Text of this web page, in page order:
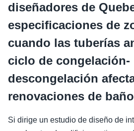
diseñadores de
especificaciones de
cuando las tuberías
ciclo de congelación-
descongelación
renovaciones de
Si dirige un estudio de diseño de